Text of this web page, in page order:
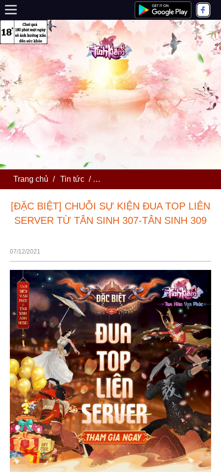
Trang chủ / Tin tức / [ĐẶC BIỆT] CHUỖI SỰ KIỆN
[ĐẶC BIỆT] CHUỖI SỰ KIỆN ĐUA TOP LIÊN
SERVER TỪ TÂN SINH 307-TÂN SINH 309
07/12/2021